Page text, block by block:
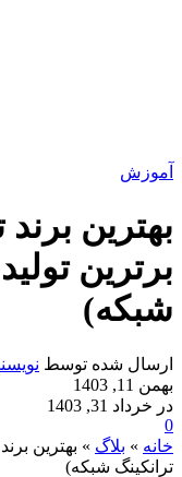
آموزش
بهترین
برترین
شبکه)
ارسال شده توسط
بهمن 11, 1403
در خرداد 31, 1403
0
خانه » بلاگ » بهترین
ترانکینگ شبکه)